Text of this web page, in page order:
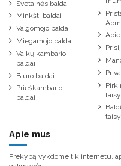
Svetainės baldai
Minkšti baldai
Valgomojo baldai
Miegamojo baldai
Vaikų kambario
baldai
Biuro baldai
Prieškambario
baldai
Apie mus
Prekybą vykdome tik internetu,